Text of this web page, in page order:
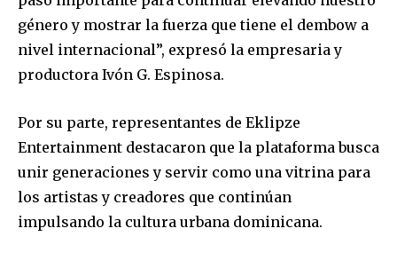
género y mostrar la fuerza que tiene el dembow a
nivel internacional”, expresó la empresaria y
productora Ivón G. Espinosa.
Por su parte, representantes de Eklipze
Entertainment destacaron que la plataforma busca
unir generaciones y servir como una vitrina para
los artistas y creadores que continúan
impulsando la cultura urbana dominicana.